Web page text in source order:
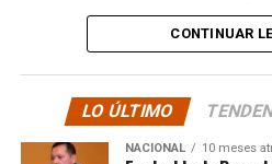
expansión de la educación en
atendiendo a las necesidades
inferiores a 5 mil metros
organismo contralor que
anterior.
“En su minuto,
CONTINUAR
LO ÚLTIMO
NACIONAL 10 meses